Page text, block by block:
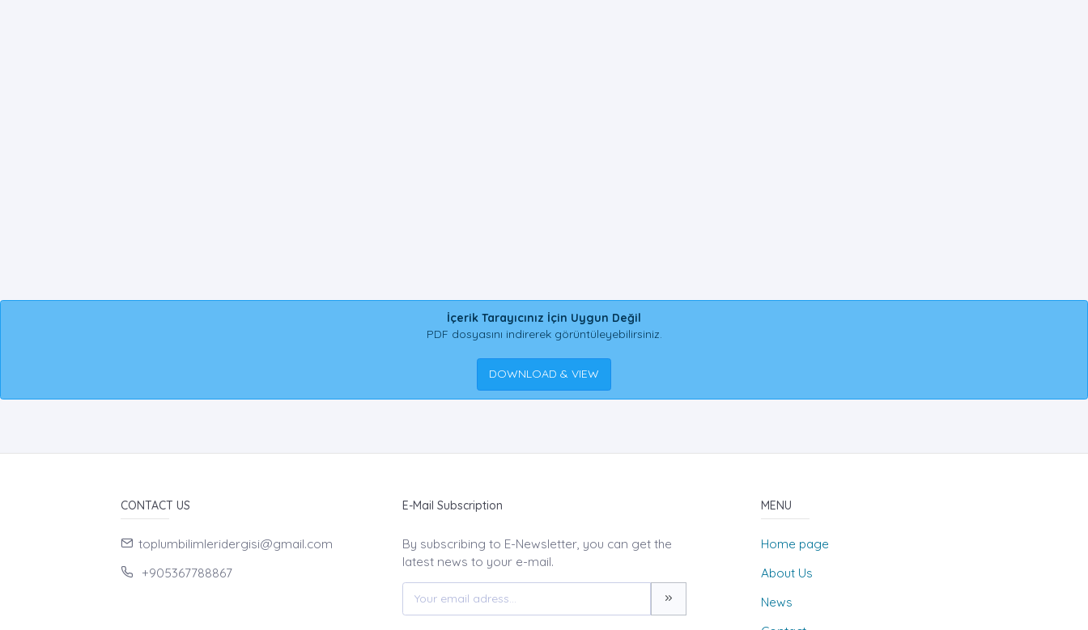
İçerik Tarayıcınız İçin Uygun Değil
PDF dosyasını indirerek görüntüleyebilirsiniz.
DOWNLOAD & VIEW
CONTACT US
toplumbilimleridergisi@gmail.com
+905367788867
E-Mail Subscription
By subscribing to E-Newsletter, you can get the
latest news to your e-mail.
MENU
Home page
About Us
News